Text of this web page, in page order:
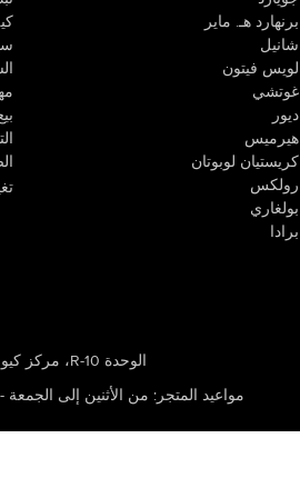
برنهارد هـ. ماير
شانيل
لويس فيتون
غوتشي
ديور
هيرميس
كريستيان لوبوتان
رولكس
بولغاري
برادا
الوحدة R-10، مركز كيو إيست التجاري، القوز 3 دبي ، الإمارات العربية المتحدة 502626
مواعيد المتجر : من الأثنين إلى الجمعة - من 9 صباحًا حتى